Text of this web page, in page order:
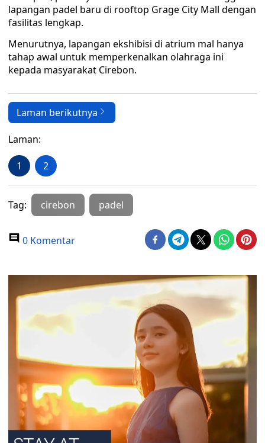
lapangan padel baru di rooftop Grage City Mall dengan
fasilitas lengkap.
Menurutnya, lapangan ekshibisi di atrium mal hanya
tahap awal untuk memperkenalkan olahraga ini
kepada masyarakat Cirebon.
Laman berikutnya
Laman:
1 2
Tag: cirebon padel
0 Komentar